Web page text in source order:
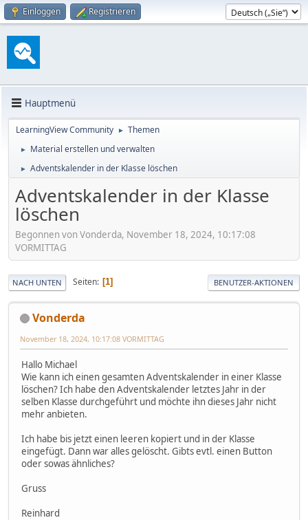
Einloggen Registrieren
Hauptmenü
LearningView Community ► Themen
► Material erstellen und verwalten
► Adventskalender in der Klasse löschen
Adventskalender in der Klasse
löschen
Begonnen von Vonderda, November 18, 2024, 10:17:08
VORMITTAG
NACH UNTEN Seiten 1 BENUTZER-AKTIONEN
Vonderda
November 18, 2024, 10:17:08 VORMITTAG
Hallo Michael
Wie kann ich einen gesamten Adventskalender in einer Klasse
löschen? Ich habe den Adventskalender letztes Jahr in der
selben Klasse durchgeführt und möchte ihn dieses Jahr nicht
mehr anbieten.
Ich habe bis jetzt einen leeren kopiert und in der Klasse
eingefügt. Dann war alles gelöscht. Gibts evtl. einen Button
oder sowas ähnliches?
Gruss
Reinhard